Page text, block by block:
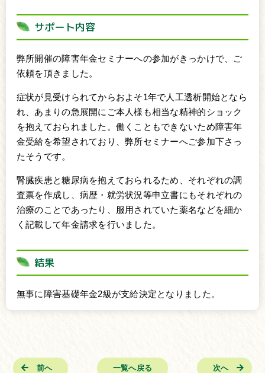
サポート内容
弊所開催の障害年金セミナーへの参加がきっかけで、ご
依頼を頂きました。
症状が見受けられてからおよそ1年で人工透析開始となら
れ、あまりの急展開にご本人様も相当な精神的ショック
を抱えておられました。働くこともできないため障害年
金受給を希望されており、弊所セミナーへご参加下さっ
たそうです。
腎臓疾患と糖尿病を抱えておられるため、それぞれの調
査票を作成し、病歴・就労状況等申立書にもそれぞれの
治療のことであったり、服用されていた薬名などを細か
く記載して年金請求を行いました。
結果
無事に障害基礎年金2級が支給決定となりました。
次へ
一覧へ戻る
前へ